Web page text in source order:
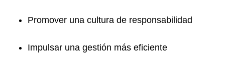
Promover una cultura de responsabilidad
Impulsar una gestión más eficiente